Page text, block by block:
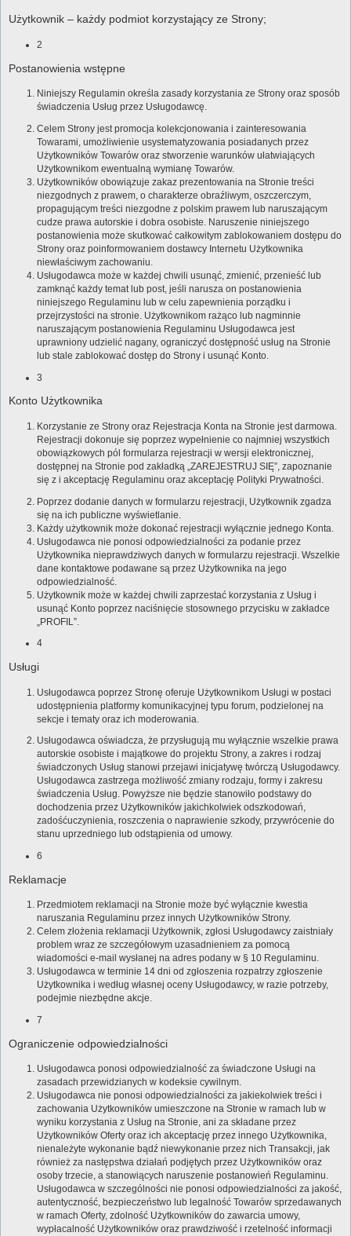
Użytkownik – każdy podmiot korzystający ze Strony;
2
Postanowienia wstępne
Niniejszy Regulamin określa zasady korzystania ze Strony oraz sposób
świadczenia Usług przez Usługodawcę.
Celem Strony jest promocja kolekcjonowania i zainteresowania
Towarami, umożliwienie usystematyzowania posiadanych przez
Użytkowników Towarów oraz stworzenie warunków ułatwiających
Użytkownikom ewentualną wymianę Towarów.
Użytkowników obowiązuje zakaz prezentowania na Stronie treści
niezgodnych z prawem, o charakterze obraźliwym, oszczerczym,
propagującym treści niezgodne z polskim prawem lub naruszającym
cudze prawa autorskie i dobra osobiste. Naruszenie niniejszego
postanowienia może skutkować całkowitym zablokowaniem dostępu do
Strony oraz poinformowaniem dostawcy Internetu Użytkownika
niewłaściwym zachowaniu.
Usługodawca może w każdej chwili usunąć, zmienić, przenieść lub
zamknąć każdy temat lub post, jeśli narusza on postanowienia
niniejszego Regulaminu lub w celu zapewnienia porządku i
przejrzystości na stronie. Użytkownikom rażąco lub nagminnie
naruszającym postanowienia Regulaminu Usługodawca jest
uprawniony udzielić nagany, ograniczyć dostępność usług na Stronie
lub stale zablokować dostęp do Strony i usunąć Konto.
3
Konto Użytkownika
Korzystanie ze Strony oraz Rejestracja Konta na Stronie jest darmowa.
Rejestracji dokonuje się poprzez wypełnienie co najmniej wszystkich
obowiązkowych pól formularza rejestracji w wersji elektronicznej,
dostępnej na Stronie pod zakładką „ZAREJESTRUJ SIĘ”, zapoznanie
się z i akceptację Regulaminu oraz akceptację Polityki Prywatności.
Poprzez dodanie danych w formularzu rejestracji, Użytkownik zgadza
się na ich publiczne wyświetlanie.
Każdy użytkownik może dokonać rejestracji wyłącznie jednego Konta.
Usługodawca nie ponosi odpowiedzialności za podanie przez
Użytkownika nieprawdziwych danych w formularzu rejestracji. Wszelkie
dane kontaktowe podawane są przez Użytkownika na jego
odpowiedzialność.
Użytkownik może w każdej chwili zaprzestać korzystania z Usług i
usunąć Konto poprzez naciśnięcie stosownego przycisku w zakładce
„PROFIL”.
4
Usługi
Usługodawca poprzez Stronę oferuje Użytkownikom Usługi w postaci
udostępnienia platformy komunikacyjnej typu forum, podzielonej na
sekcje i tematy oraz ich moderowania.
Usługodawca oświadcza, że przysługują mu wyłącznie wszelkie prawa
autorskie osobiste i majątkowe do projektu Strony, a zakres i rodzaj
świadczonych Usług stanowi przejawi inicjatywę twórczą Usługodawcy.
Usługodawca zastrzega możliwość zmiany rodzaju, formy i zakresu
świadczenia Usług. Powyższe nie będzie stanowiło podstawy do
dochodzenia przez Użytkowników jakichkolwiek odszkodowań,
zadośćuczynienia, roszczenia o naprawienie szkody, przywrócenie do
stanu uprzedniego lub odstąpienia od umowy.
6
Reklamacje
Przedmiotem reklamacji na Stronie może być wyłącznie kwestia
naruszania Regulaminu przez innych Użytkowników Strony.
Celem złożenia reklamacji Użytkownik, zgłosi Usługodawcy zaistniały
problem wraz ze szczegółowym uzasadnieniem za pomocą
wiadomości e-mail wysłanej na adres podany w § 10 Regulaminu.
Usługodawca w terminie 14 dni od zgłoszenia rozpatrzy zgłoszenie
Użytkownika i według własnej oceny Usługodawcy, w razie potrzeby,
podejmie niezbędne akcje.
7
Ograniczenie odpowiedzialności
Usługodawca ponosi odpowiedzialność za świadczone Usługi na
zasadach przewidzianych w kodeksie cywilnym.
Usługodawca nie ponosi odpowiedzialności za jakiekolwiek treści i
zachowania Użytkowników umieszczone na Stronie w ramach lub w
wyniku korzystania z Usług na Stronie, ani za składane przez
Użytkowników Oferty oraz ich akceptację przez innego Użytkownika,
nienależyte wykonanie bądź niewykonanie przez nich Transakcji, jak
również za następstwa działań podjętych przez Użytkowników oraz
osoby trzecie, a stanowiących naruszenie postanowień Regulaminu.
Usługodawca w szczególności nie ponosi odpowiedzialności za jakość,
autentyczność, bezpieczeństwo lub legalność Towarów sprzedawanych
w ramach Oferty, zdolność Użytkowników do zawarcia umowy,
wypłacalność Użytkowników oraz prawdziwość i rzetelność informacji